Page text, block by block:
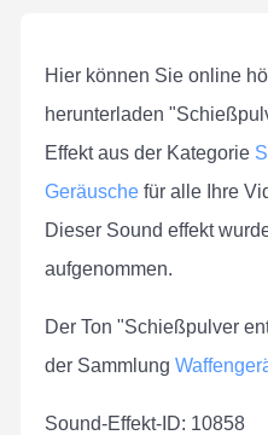
Hier können Sie online
herunterladen
Effekt aus der Kategorie
Geräusche für alle Ihre
Dieser Sound effekt
aufgenommen.
Der Ton "Schießpulver
der Sammlung
Sound-Effekt-ID: 10858